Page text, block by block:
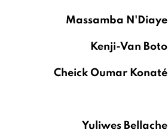
Massamba N'Diaye
Kenji-Van Boto
Cheick Oumar Konaté
Yuliwes Bellache